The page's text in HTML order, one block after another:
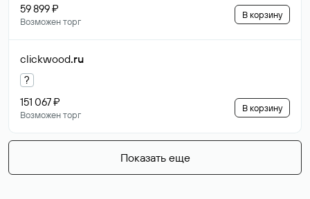
59 899 ₽
Возможен торг
В корзину
clickwood.ru
?
151 067 ₽
Возможен торг
В корзину
Показать еще